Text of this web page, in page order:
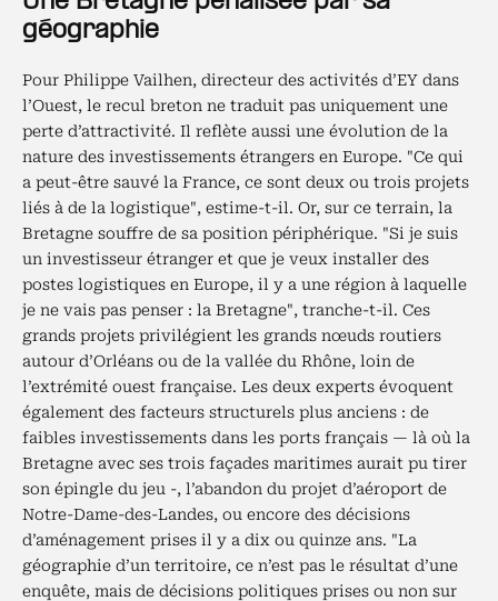
géographie
Pour Philippe Vailhen, directeur des activités d’EY dans
l’Ouest, le recul breton ne traduit pas uniquement une
perte d’attractivité. Il reflète aussi une évolution de la
nature des investissements étrangers en Europe. "Ce qui
a peut-être sauvé la France, ce sont deux ou trois projets
liés à de la logistique", estime-t-il. Or, sur ce terrain, la
Bretagne souffre de sa position périphérique. "Si je suis
un investisseur étranger et que je veux installer des
postes logistiques en Europe, il y a une région à laquelle
je ne vais pas penser : la Bretagne", tranche-t-il. Ces
grands projets privilégient les grands nœuds routiers
autour d’Orléans ou de la vallée du Rhône, loin de
l’extrémité ouest française. Les deux experts évoquent
également des facteurs structurels plus anciens : de
faibles investissements dans les ports français — là où la
Bretagne avec ses trois façades maritimes aurait pu tirer
son épingle du jeu -, l’abandon du projet d’aéroport de
Notre-Dame-des-Landes, ou encore des décisions
d’aménagement prises il y a dix ou quinze ans. "La
géographie d’un territoire, ce n’est pas le résultat d’une
enquête, mais de décisions politiques prises ou non sur